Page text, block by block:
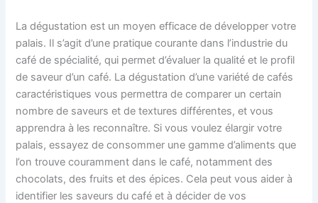
La dégustation est un moyen efficace de développer votre
palais. Il s’agit d’une pratique courante dans l’industrie du
café de spécialité, qui permet d’évaluer la qualité et le profil
de saveur d’un café. La dégustation d’une variété de cafés
caractéristiques vous permettra de comparer un certain
nombre de saveurs et de textures différentes, et vous
apprendra à les reconnaître. Si vous voulez élargir votre
palais, essayez de consommer une gamme d’aliments que
l’on trouve couramment dans le café, notamment des
chocolats, des fruits et des épices. Cela peut vous aider à
identifier les saveurs du café et à décider de vos